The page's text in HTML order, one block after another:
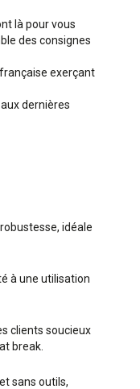
là pour vous
des consignes
exerçant
dernières
idéale
à une utilisation
clients soucieux
break.
sans outils,